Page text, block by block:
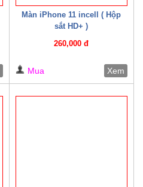
Màn iPhone 11 incell ( Hộp
sắt HD+ )
260,000 đ
Mua Xem